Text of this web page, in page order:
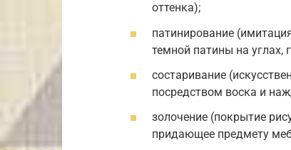
оттенка);
патинирование
темной патины на углах,
состаривание
посредством воска и
золочение (покрытие
придающее предмету